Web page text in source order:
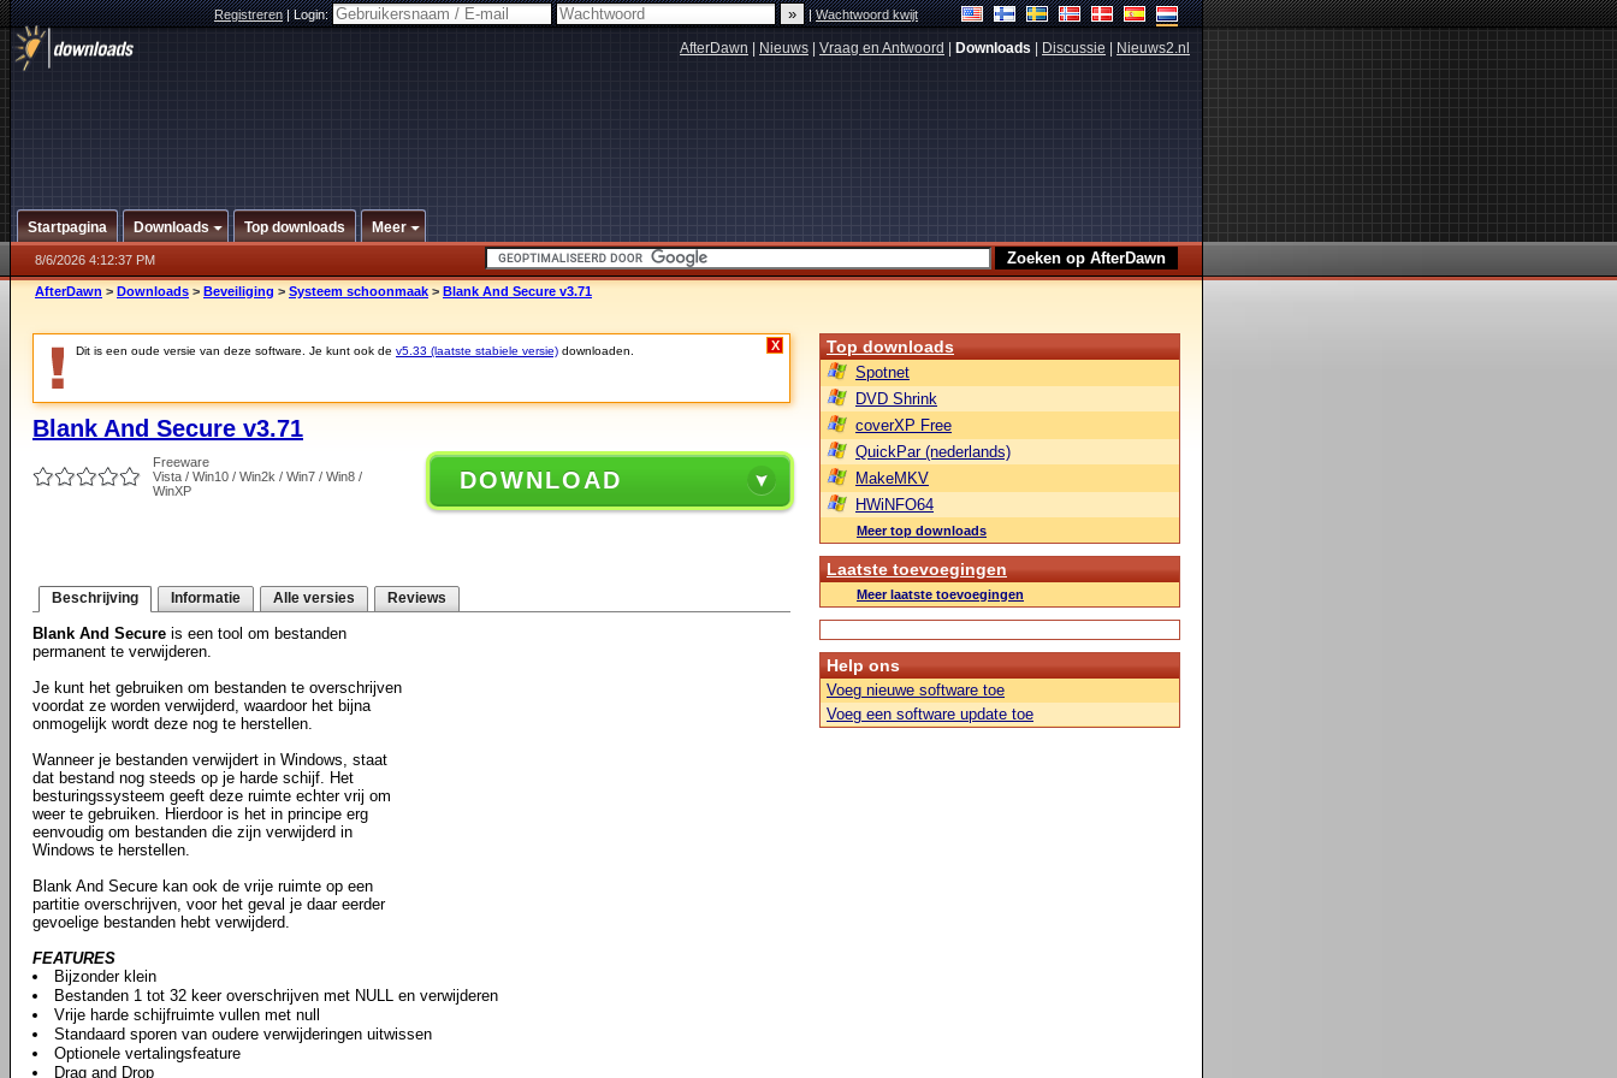
Registreren|Login: |Wachtwoord kwijt
AfterDawn Nieuws Vraag en Antwoord Downloads Discussie Nieuws2.nl
Startpagina Downloads Top downloads Meer
8/6/2026 4:12:37 PM
AfterDawn > Downloads > Beveiliging > Systeem schoonmaak > Blank And Secure v3.71
Dit is een oude versie van deze software. Je kunt ook de v5.33 (laatste stabiele versie) downloaden. X
Blank And Secure v3.71
Freeware
Vista / Win10 / Win2k / Win7 / Win8 /
WinXP
DOWNLOAD
Beschrijving Informatie Alle versies Reviews
Blank And Secure is een tool om bestanden
permanent te verwijderen.
Je kunt het gebruiken om bestanden te overschrijven
voordat ze worden verwijderd, waardoor het bijna
onmogelijk wordt deze nog te herstellen.
Wanneer je bestanden verwijdert in Windows, staat
dat bestand nog steeds op je harde schijf. Het
besturingssysteem geeft deze ruimte echter vrij om
weer te gebruiken. Hierdoor is het in principe erg
eenvoudig om bestanden die zijn verwijderd in
Windows te herstellen.
Blank And Secure kan ook de vrije ruimte op een
partitie overschrijven, voor het geval je daar eerder
gevoelige bestanden hebt verwijderd.
FEATURES
Bijzonder klein
Bestanden 1 tot 32 keer overschrijven met NULL en verwijderen
Vrije harde schijfruimte vullen met null
Standaard sporen van oudere verwijderingen uitwissen
Optionele vertalingsfeature
Drag and Drop
Top downloads
Spotnet
DVD Shrink
coverXP Free
QuickPar (nederlands)
MakeMKV
HWiNFO64
Meer top downloads
Laatste toevoegingen
Meer laatste toevoegingen
Help ons
Voeg nieuwe software toe
Voeg een software update toe